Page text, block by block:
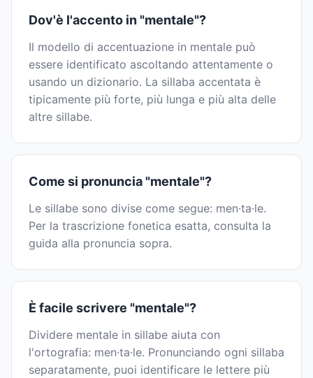
Dov'è l'accento in "mentale"?
Il modello di accentuazione in mentale può
essere identificato ascoltando attentamente o
usando un dizionario. La sillaba accentata è
tipicamente più forte, più lunga e più alta delle
altre sillabe.
Come si pronuncia "mentale"?
Le sillabe sono divise come segue: men·ta·le.
Per la trascrizione fonetica esatta, consulta la
guida alla pronuncia sopra.
È facile scrivere "mentale"?
Dividere mentale in sillabe aiuta con
l'ortografia: men·ta·le. Pronunciando ogni sillaba
separatamente, puoi identificare le lettere più